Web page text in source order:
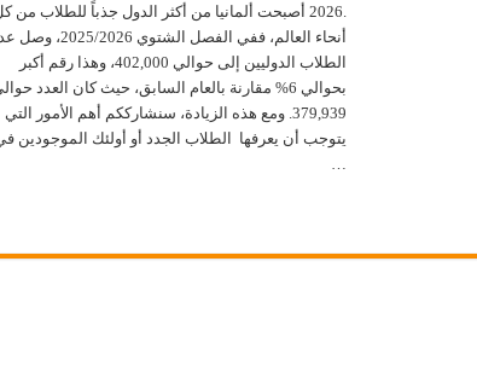
.2026 أصبحت ألمانيا من أكثر الدول جذباً للطلاب من
أنحاء العالم، ففي الفصل الشتوي 2025/
الطلاب الدوليين إلى حوالي 402,000، وهذا رقم أكبر
بحوالي 6% مقارنة بالعام السابق، حيث كان العدد
379,939. ومع هذه الزيادة، سنشارككم أهم الأمور التي
يتوجب أن يعرفها الطلاب الجدد أو أولئك الموجودين
…